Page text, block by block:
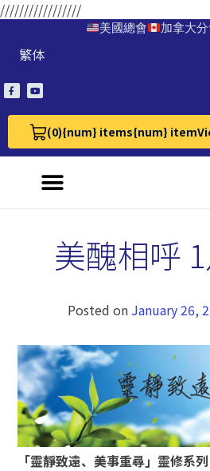
/////////////////
美國總會 加拿大
繁体
(0)
View Cart 0{num} items{num} item
美醜相呼
Posted on January 26,
「靈靜致遠、美事重尋」 靈修系列